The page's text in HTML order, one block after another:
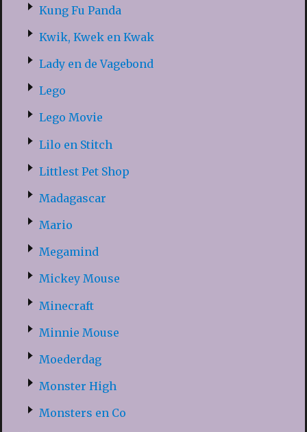
Kung Fu Panda
Kwik, Kwek en Kwak
Lady en de Vagebond
Lego
Lego Movie
Lilo en Stitch
Littlest Pet Shop
Madagascar
Mario
Megamind
Mickey Mouse
Minecraft
Minnie Mouse
Moederdag
Monster High
Monsters en Co